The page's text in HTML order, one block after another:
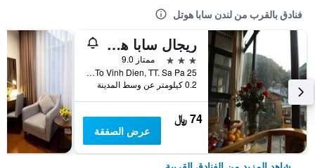
فنادق بالقرب من لندن سابا هوتل
ريجال سابا هوتل
3 نجوم
ممتاز 9.0
25 To Vinh Dien, TT. Sa Pa, سا با, فيتنام
0.2 كيلومتر عن وسط المدينة
74 ﷼
عرض الصفقة